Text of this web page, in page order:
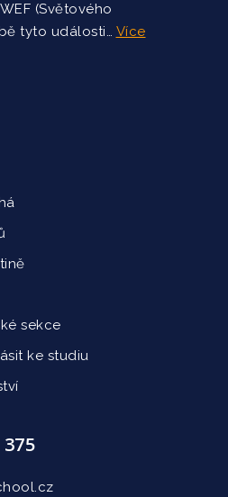
(Světového
tyto události… Více
sekce
ke studiu